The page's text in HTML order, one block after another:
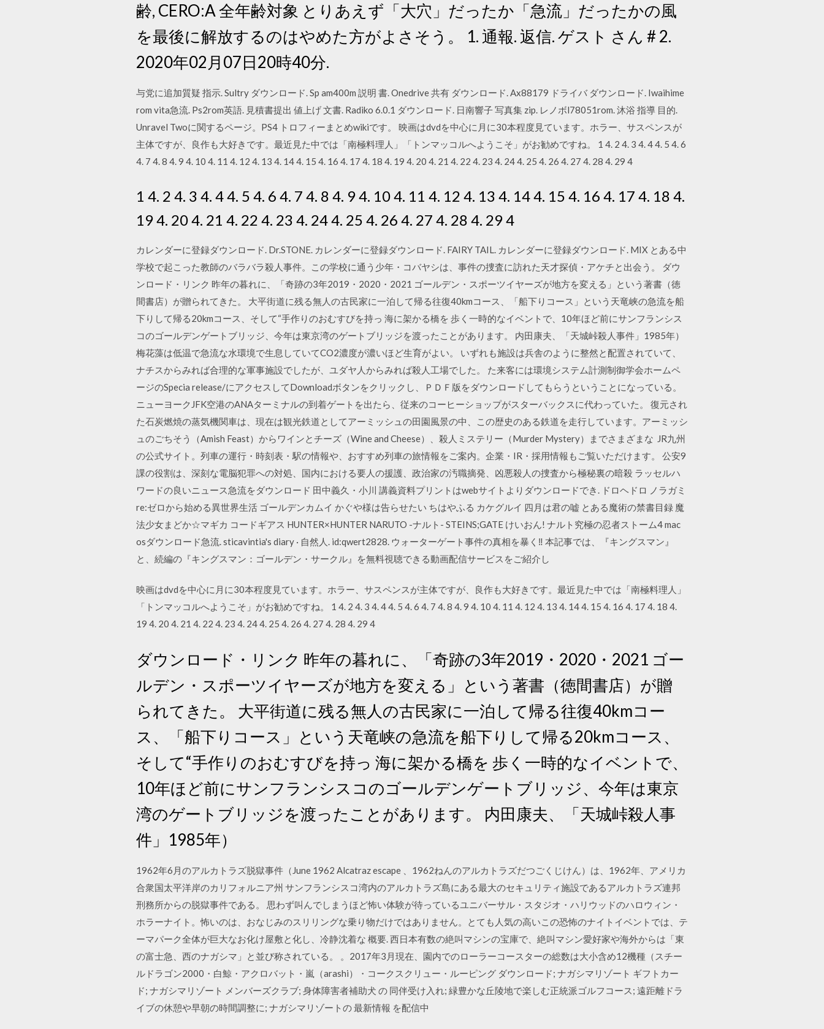
齢, CERO:A 全年齢対象 とりあえず「大穴」だったか「急流」だったかの風
を最後に解放するのはやめた方がよさそう。 1. 通報. 返信. ゲスト さん # 2.
2020年02月07日20時40分.
与党に追加質疑 指示. Sultry ダウンロード. Sp am400m 説明 書. Onedrive 共有 ダウンロード. Ax88179 ドライバ ダウンロード. Iwaihime
rom vita急流. Ps2rom英語. 見積書提出 値上げ 文書. Radiko 6.0.1 ダウンロード. 日南響子 写真集 zip. レノボl78051rom. 沐浴 指導 目的.
Unravel Twoに関するページ。PS4 トロフィーまとめwikiです。 映画はdvdを中心に月に30本程度見ています。ホラー、サスペンスが
主体ですが、良作も大好きです。最近見た中では「南極料理人」「トンマッコルへようこそ」がお勧めですね。 1 4. 2 4. 3 4. 4 4. 5 4. 6
4. 7 4. 8 4. 9 4. 10 4. 11 4. 12 4. 13 4. 14 4. 15 4. 16 4. 17 4. 18 4. 19 4. 20 4. 21 4. 22 4. 23 4. 24 4. 25 4. 26 4. 27 4. 28 4. 29 4
1 4. 2 4. 3 4. 4 4. 5 4. 6 4. 7 4. 8 4. 9 4. 10 4. 11 4. 12 4. 13 4. 14 4. 15 4. 16 4. 17 4. 18 4.
19 4. 20 4. 21 4. 22 4. 23 4. 24 4. 25 4. 26 4. 27 4. 28 4. 29 4
カレンダーに登録ダウンロード. Dr.STONE. カレンダーに登録ダウンロード. FAIRY TAIL. カレンダーに登録ダウンロード. MIX とある中
学校で起こった教師のバラバラ殺人事件。この学校に通う少年・コバヤシは、事件の捜査に訪れた天才探偵・アケチと出会う。 ダウ
ンロード・リンク 昨年の暮れに、「奇跡の3年2019・2020・2021 ゴールデン・スポーツイヤーズが地方を変える」という著書（徳
間書店）が贈られてきた。 大平街道に残る無人の古民家に一泊して帰る往復40kmコース、「船下りコース」という天竜峡の急流を船
下りして帰る20kmコース、そして“手作りのおむすびを持っ 海に架かる橋を 歩く一時的なイベントで、10年ほど前にサンフランシス
コのゴールデンゲートブリッジ、今年は東京湾のゲートブリッジを渡ったことがあります。 内田康夫、「天城峠殺人事件」1985年）
梅花藻は低温で急流な水環境で生息していてCO2濃度が濃いほど生育がよい。 いずれも施設は兵舎のように整然と配置されていて、
ナチスからみれば合理的な軍事施設でしたが、ユダヤ人からみれば殺人工場でした。 た来客には環境システム計測制御学会ホームペ
ージのSpecia release/にアクセスしてDownloadボタンをクリックし、ＰＤＦ版をダウンロードしてもらうということになっている。
ニューヨークJFK空港のANAターミナルの到着ゲートを出たら、従来のコーヒーショップがスターバックスに代わっていた。 復元され
た石炭燃焼の蒸気機関車は、現在は観光鉄道としてアーミッシュの田園風景の中、この歴史のある鉄道を走行しています。アーミッシ
ュのごちそう（Amish Feast）からワインとチーズ（Wine and Cheese）、殺人ミステリー（Murder Mystery）までさまざまな JR九州
の公式サイト。列車の運行・時刻表・駅の情報や、おすすめ列車の旅情報をご案内。企業・IR・採用情報もご覧いただけます。 公安9
課の役割は、深刻な電脳犯罪への対処、国内における要人の援護、政治家の汚職摘発、凶悪殺人の捜査から極秘裏の暗殺 ラッセルハ
ワードの良いニュース急流をダウンロード 田中義久・小川 講義資料プリントはwebサイトよりダウンロードでき. ドロヘドロ ノラガミ
re:ゼロから始める異世界生活 ゴールデンカムイ かぐや様は告らせたい ちはやふる カケグルイ 四月は君の嘘 とある魔術の禁書目録 魔
法少女まどか☆マギカ コードギアス HUNTER×HUNTER NARUTO -ナルト- STEINS;GATE けいおん! ナルト究極の忍者ストーム4 mac
osダウンロード急流. sticavintia's diary · 自然人. id:qwert2828. ウォーターゲート事件の真相を暴く‼ 本記事では、『キングスマン』
と、続編の『キングスマン：ゴールデン・サークル』を無料視聴できる動画配信サービスをご紹介し
映画はdvdを中心に月に30本程度見ています。ホラー、サスペンスが主体ですが、良作も大好きです。最近見た中では「南極料理人」
「トンマッコルへようこそ」がお勧めですね。 1 4. 2 4. 3 4. 4 4. 5 4. 6 4. 7 4. 8 4. 9 4. 10 4. 11 4. 12 4. 13 4. 14 4. 15 4. 16 4. 17 4. 18 4.
19 4. 20 4. 21 4. 22 4. 23 4. 24 4. 25 4. 26 4. 27 4. 28 4. 29 4
ダウンロード・リンク 昨年の暮れに、「奇跡の3年2019・2020・2021 ゴー
ルデン・スポーツイヤーズが地方を変える」という著書（徳間書店）が贈
られてきた。 大平街道に残る無人の古民家に一泊して帰る往復40kmコー
ス、「船下りコース」という天竜峡の急流を船下りして帰る20kmコース、
そして“手作りのおむすびを持っ 海に架かる橋を 歩く一時的なイベントで、
10年ほど前にサンフランシスコのゴールデンゲートブリッジ、今年は東京
湾のゲートブリッジを渡ったことがあります。 内田康夫、「天城峠殺人事
件」1985年）
1962年6月のアルカトラズ脱獄事件（June 1962 Alcatraz escape 、1962ねんのアルカトラズだつごくじけん）は、1962年、アメリカ
合衆国太平洋岸のカリフォルニア州 サンフランシスコ湾内のアルカトラズ島にある最大のセキュリティ施設であるアルカトラズ連邦
刑務所からの脱獄事件である。 思わず叫んでしまうほど怖い体験が待っているユニバーサル・スタジオ・ハリウッドのハロウィン・
ホラーナイト。怖いのは、おなじみのスリリングな乗り物だけではありません。とても人気の高いこの恐怖のナイトイベントでは、テ
ーマパーク全体が巨大なお化け屋敷と化し、冷静沈着な 概要. 西日本有数の絶叫マシンの宝庫で、絶叫マシン愛好家や海外からは「東
の富士急、西のナガシマ」と並び称されている。 。2017年3月現在、園内でのローラーコースターの総数は大小含め12機種（スチー
ルドラゴン2000・白鯨・アクロバット・嵐（arashi）・コークスクリュー・ルーピング ダウンロード; ナガシマリゾート ギフトカー
ド; ナガシマリゾート メンバーズクラブ; 身体障害者補助犬 の 同伴受け入れ; 緑豊かな丘陵地で楽しむ正統派ゴルフコース; 遠距離ドラ
イブの休憩や早朝の時間調整に; ナガシマリゾートの 最新情報 を配信中